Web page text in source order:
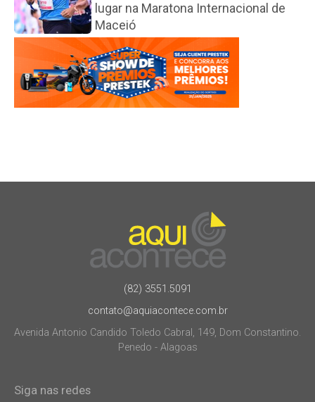
lugar na Maratona Internacional de
Maceió
(82) 3551.5091
contato@aquiacontece.com.br
Avenida Antonio Candido Toledo Cabral, 149, Dom Constantino.
Penedo - Alagoas
Siga nas redes